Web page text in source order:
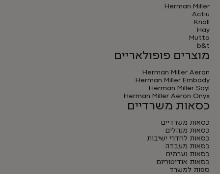
Herman Miller
Actiu
Knoll
Hay
Mutto
b&t
מוצרים פופולאריים
Herman Miller Aeron
Herman Miller Embody
Herman Miller Sayl
Herman Miller Aeron Onyx
כסאות משרדיים
כסאות משרדיים
כסאות מנהלים
כסאות לחדרי ישיבות
כסאות מעבדה
כסאות נערמים
כסאות אודיטוריום
ספות למשרד